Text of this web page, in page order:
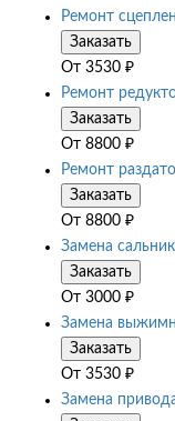
Ремонт
Заказать
От 3530 ₽
Ремонт
Заказать
От 8800 ₽
Ремонт
Заказать
От 8800 ₽
Замена
Заказать
От 3000 ₽
Замена
Заказать
От 3530 ₽
Замена